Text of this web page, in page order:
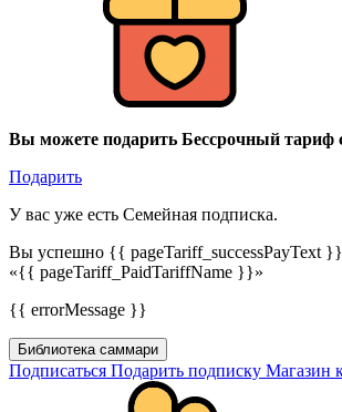
Вы можете подарить Бессрочный тариф
Подарить
У вас уже есть Семейная подписка.
Вы успешно {{ pageTariff_successPayText
«{{ pageTariff_PaidTariffName }}»
{{ errorMessage }}
Библиотека саммари
Подписаться Подарить подписку Магазин